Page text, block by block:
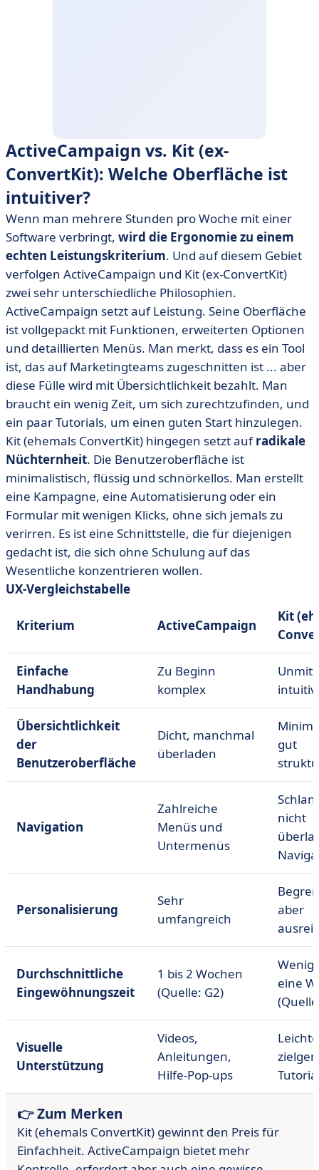
ActiveCampaign vs. Kit (ex-
ConvertKit): Welche Oberfläche ist
intuitiver?
Wenn man mehrere Stunden pro Woche mit einer
Software verbringt, wird die Ergonomie zu einem
echten Leistungskriterium. Und auf diesem Gebiet
verfolgen ActiveCampaign und Kit (ex-ConvertKit)
zwei sehr unterschiedliche Philosophien.
ActiveCampaign setzt auf Leistung. Seine Oberfläche
ist vollgepackt mit Funktionen, erweiterten Optionen
und detaillierten Menüs. Man merkt, dass es ein Tool
ist, das auf Marketingteams zugeschnitten ist ... aber
diese Fülle wird mit Übersichtlichkeit bezahlt. Man
braucht ein wenig Zeit, um sich zurechtzufinden, und
ein paar Tutorials, um einen guten Start hinzulegen.
Kit (ehemals ConvertKit) hingegen setzt aufradikale
Nüchternheit. Die Benutzeroberfläche ist
minimalistisch, flüssig und schnörkellos. Man erstellt
eine Kampagne, eine Automatisierung oder ein
Formular mit wenigen Klicks, ohne sich jemals zu
verirren. Es ist eine Schnittstelle, die für diejenigen
gedacht ist, die sich ohne Schulung auf das
Wesentliche konzentrieren wollen.
UX-Vergleichstabelle
Kriterium ActiveCampaign
Kit
Einfache
Handhabung
Zu Beginn
komplex
intuitiv
Übersichtlichkeit
der
Benutzeroberfläche
Dicht, manchmal
überladen
gut
Navigation
Zahlreiche
Menüs und
Untermenüs
nicht
Personalisierung
Sehr
umfangreich
aber
Durchschnittliche
Eingewöhnungszeit
1 bis 2 Wochen
(Quelle: G2)
eine
Visuelle
Unterstützung
Videos,
Anleitungen,
Hilfe-Pop-ups
👉 Zum Merken
Kit (ehemals ConvertKit) gewinnt den Preis für
Einfachheit. ActiveCampaign bietet mehr